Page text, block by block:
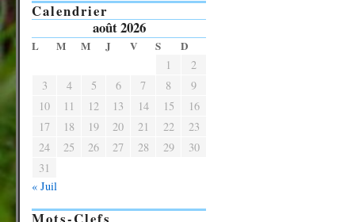
Calendrier
août 2026
L M M J V S D
1
2
3
4 5 6 7 8
9
10
11 12 13 14 15
16
17
18 19 20 21 22
23
24
25 26 27 28 29
30
31
« Juil